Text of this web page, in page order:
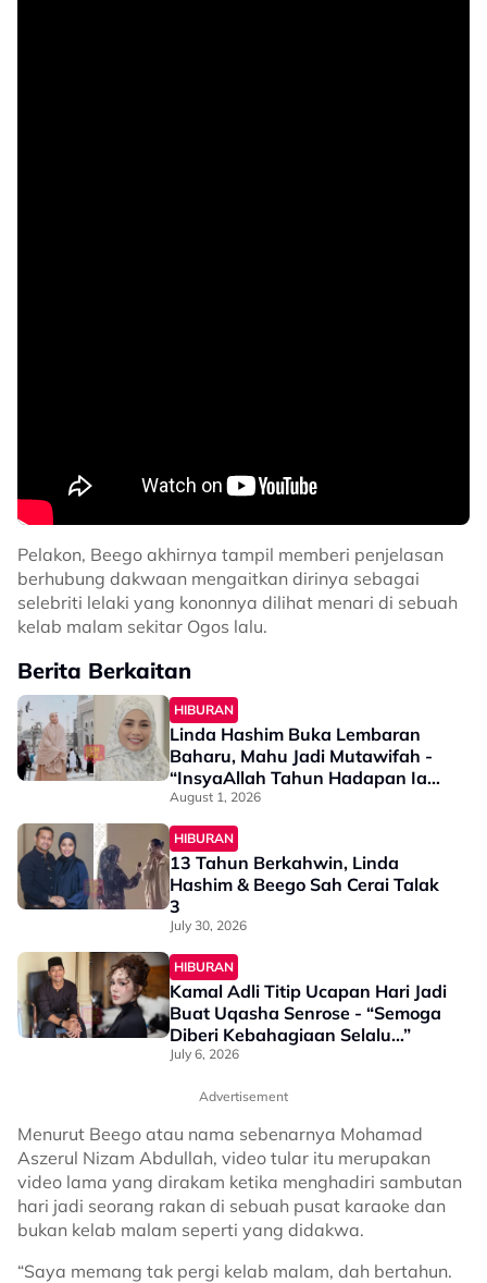
Pelakon, Beego akhirnya tampil memberi penjelasan
berhubung dakwaan mengaitkan dirinya sebagai
selebriti lelaki yang kononnya dilihat menari di sebuah
kelab malam sekitar Ogos lalu.
Berita Berkaitan
HIBURAN
Linda Hashim Buka Lembaran
Baharu, Mahu Jadi Mutawifah -
“InsyaAllah Tahun Hadapan Ia
Akan Bermula…”
August 1, 2026
HIBURAN
13 Tahun Berkahwin, Linda
Hashim & Beego Sah Cerai Talak
3
July 30, 2026
HIBURAN
Kamal Adli Titip Ucapan Hari Jadi
Buat Uqasha Senrose - “Semoga
Diberi Kebahagiaan Selalu…”
July 6, 2026
Advertisement
Menurut Beego atau nama sebenarnya Mohamad
Aszerul Nizam Abdullah, video tular itu merupakan
video lama yang dirakam ketika menghadiri sambutan
hari jadi seorang rakan di sebuah pusat karaoke dan
bukan kelab malam seperti yang didakwa.
“Saya memang tak pergi kelab malam, dah bertahun.